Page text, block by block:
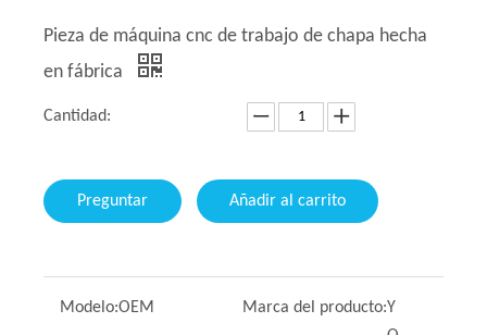
Pieza de máquina cnc de trabajo de chapa hecha
en fábrica
Cantidad:
Preguntar Añadir al carrito
Modelo:OEM Marca del producto:Y